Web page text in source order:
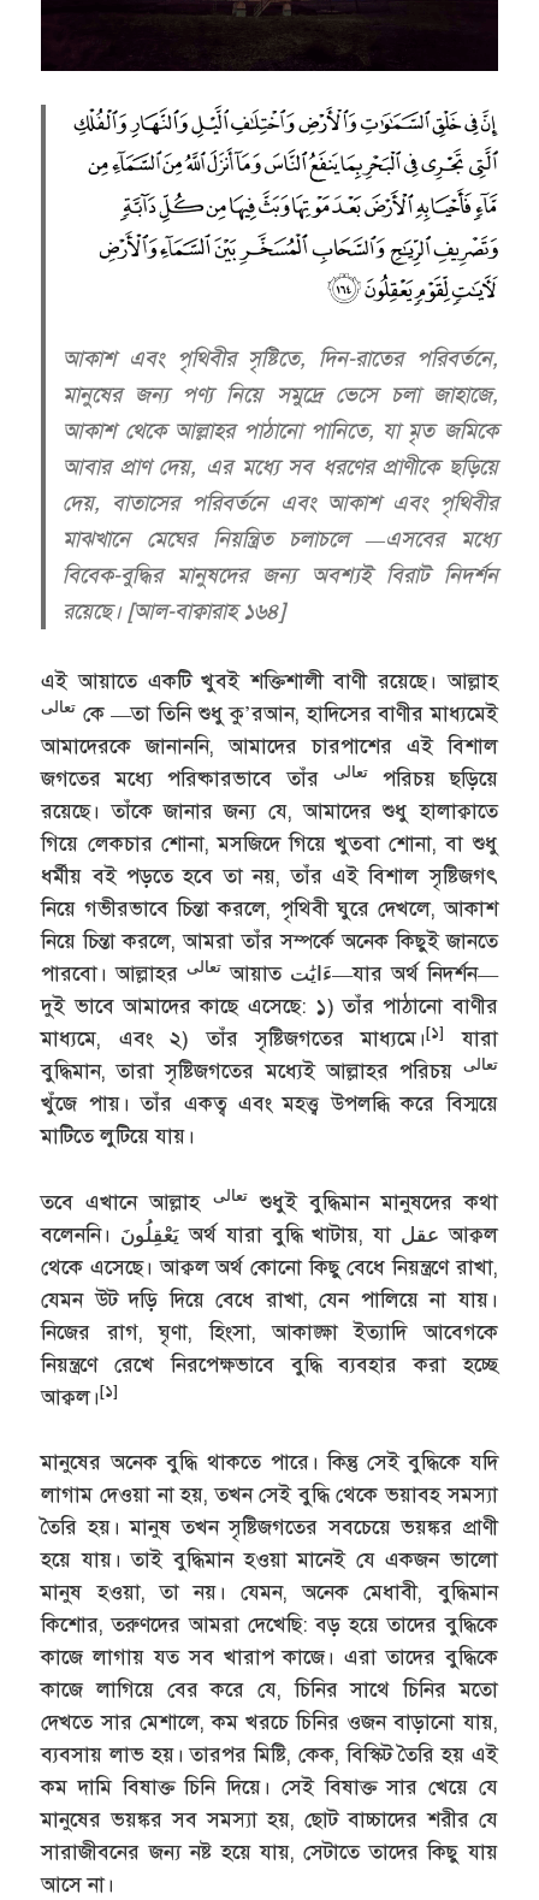
আকাশ এবং পৃথিবীর সৃষ্টিতে, দিন-রাতের পরিবর্তনে,
মানুষের জন্য পণ্য নিয়ে সমুদ্রে ভেসে চলা জাহাজে,
আকাশ থেকে আল্লাহর পাঠানো পানিতে, যা মৃত জমিকে
আবার প্রাণ দেয়, এর মধ্যে সব ধরণের প্রাণীকে ছড়িয়ে
দেয়, বাতাসের পরিবর্তনে এবং আকাশ এবং পৃথিবীর
মাঝখানে মেঘের নিয়ন্ত্রিত চলাচলে —এসবের মধ্যে
বিবেক-বুদ্ধির মানুষদের জন্য অবশ্যই বিরাট নিদর্শন
রয়েছে। [আল-বাক্বারাহ ১৬৪]
এই আয়াতে একটি খুবই শক্তিশালী বাণী রয়েছে। আল্লাহ
تعالى কে —তা তিনি শুধু কু’রআন, হাদিসের বাণীর মাধ্যমেই
আমাদেরকে জানাননি, আমাদের চারপাশের এই বিশাল
জগতের মধ্যে পরিষ্কারভাবে তাঁর
تعالىপরিচয় ছড়িয়ে
রয়েছে। তাঁকে জানার জন্য যে, আমাদের শুধু হালাক্বাতে
গিয়ে লেকচার শোনা, মসজিদে গিয়ে খুতবা শোনা, বা শুধু
ধর্মীয় বই পড়তে হবে তা নয়, তাঁর এই বিশাল সৃষ্টিজগৎ
নিয়ে গভীরভাবে চিন্তা করলে, পৃথিবী ঘুরে দেখলে, আকাশ
নিয়ে চিন্তা করলে, আমরা তাঁর সম্পর্কে অনেক কিছুই জানতে
পারবো। আল্লাহরتعالى আয়াত ءَايَٰت—যার অর্থ নিদর্শন—
দুই ভাবে আমাদের কাছে এসেছে: ১) তাঁর পাঠানো বাণীর
মাধ্যমে, এবং ২) তাঁর সৃষ্টিজগতের মাধ্যমে।[১]
যারা
বুদ্ধিমান, তারা সৃষ্টিজগতের মধ্যেই আল্লাহর পরিচয় تعالى
খুঁজে পায়। তাঁর একত্ব এবং মহত্ত্ব উপলব্ধি করে বিস্ময়ে
মাটিতে লুটিয়ে যায়।
তবে এখানে আল্লাহ تعالىশুধুই বুদ্ধিমান মানুষদের কথা
বলেননি। يَعْقِلُونَ অর্থ যারা বুদ্ধি খাটায়, যা عقل আক্বল
থেকে এসেছে। আক্বল অর্থ কোনো কিছু বেধে নিয়ন্ত্রণে রাখা,
যেমন উট দড়ি দিয়ে বেধে রাখা, যেন পালিয়ে না যায়।
নিজের রাগ, ঘৃণা, হিংসা, আকাঙ্ক্ষা ইত্যাদি আবেগকে
নিয়ন্ত্রণে রেখে নিরপেক্ষভাবে বুদ্ধি ব্যবহার করা হচ্ছে
আক্বল।[১]
মানুষের অনেক বুদ্ধি থাকতে পারে। কিন্তু সেই বুদ্ধিকে যদি
লাগাম দেওয়া না হয়, তখন সেই বুদ্ধি থেকে ভয়াবহ সমস্যা
তৈরি হয়। মানুষ তখন সৃষ্টিজগতের সবচেয়ে ভয়ঙ্কর প্রাণী
হয়ে যায়। তাই বুদ্ধিমান হওয়া মানেই যে একজন ভালো
মানুষ হওয়া, তা নয়। যেমন, অনেক মেধাবী, বুদ্ধিমান
কিশোর, তরুণদের আমরা দেখেছি: বড় হয়ে তাদের বুদ্ধিকে
কাজে লাগায় যত সব খারাপ কাজে। এরা তাদের বুদ্ধিকে
কাজে লাগিয়ে বের করে যে, চিনির সাথে চিনির মতো
দেখতে সার মেশালে, কম খরচে চিনির ওজন বাড়ানো যায়,
ব্যবসায় লাভ হয়। তারপর মিষ্টি, কেক, বিস্কিট তৈরি হয় এই
কম দামি বিষাক্ত চিনি দিয়ে। সেই বিষাক্ত সার খেয়ে যে
মানুষের ভয়ঙ্কর সব সমস্যা হয়, ছোট বাচ্চাদের শরীর যে
সারাজীবনের জন্য নষ্ট হয়ে যায়, সেটাতে তাদের কিছু যায়
আসে না।